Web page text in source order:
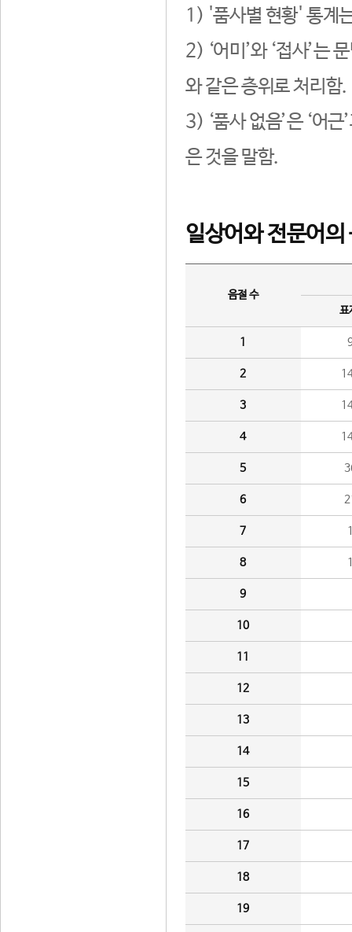
1) '품사별 현황' 통계
2) ‘어미’와 ‘접사’는
와 같은 층위로 처리함.
3) ‘품사 없음’은 ‘어
은 것을 말함.
일상어와 전문어의
음절 수
표
1
2
3
4
5
6
7
8
9
10
11
12
13
14
15
16
17
18
19